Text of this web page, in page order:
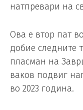
натпревари на
Ова е втор пат
добие следните
пласман на
ваков подвиг
во 2023 година.